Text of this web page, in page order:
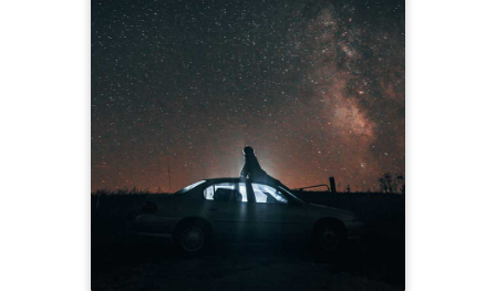
Learn more